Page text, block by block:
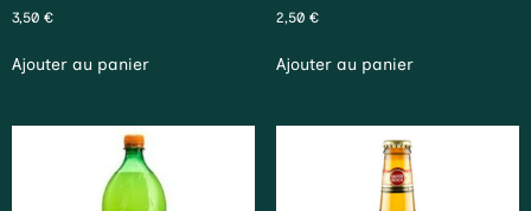
3,50 €
Ajouter au panier
2,50 €
Ajouter au panier